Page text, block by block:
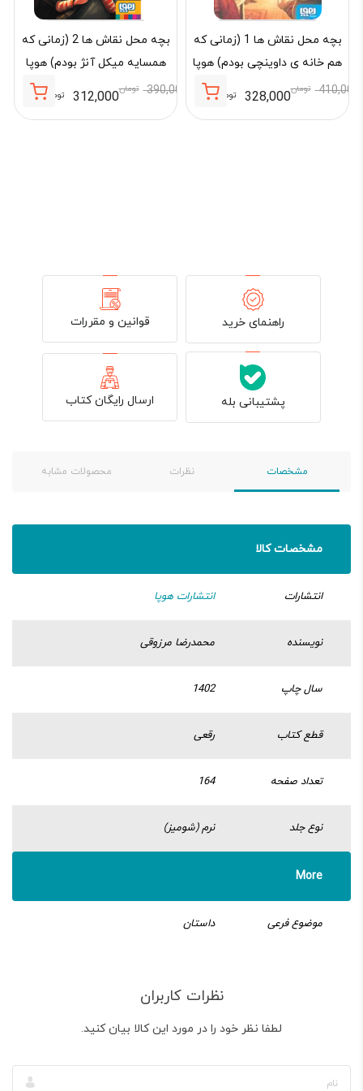
بچه محل نقاش ها 1 (زمانی که
هم خانه ی داوینچی بودم) هوپا
410,000 تومان328,000 تومان
بچه محل نقاش ها 2 (زمانی که
همسایه میکل آنژ بودم) هوپا
390,000 تومان312,000 تومان
راهنمای خرید قوانین و مقررات
پشتیبانی بله ارسال رایگان کتاب
مشخصات نظرات محصولات مشابه
مشخصات کالا
انتشارات انتشارات هوپا
نویسنده محمدرضا مرزوقی
سال چاپ 1402
قطع کتاب رقعی
تعداد صفحه 164
نوع جلد نرم (شومیز)
More
موضوع فرعی داستان
نظرات کاربران
لطفا نظر خود را در مورد این کالا بیان کنید.